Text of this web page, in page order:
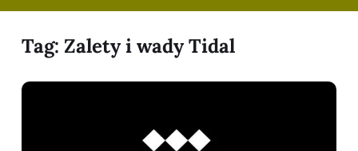
Tag: Zalety i wady Tidal